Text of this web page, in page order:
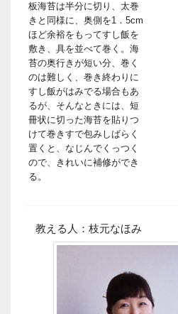
板海苔は半分に切り、太巻
きと同様に、奥側を1．5cm
ほど余裕をもってすし飯を
敷き、具を並べて巻く。海
苔の奥行きが短い分、巻く
のは難しく、巻き終わりに
すし飯がはみでる場合もあ
るが、そんなときには、短
冊状に切った海苔を貼りつ
けて巻きすで包みしばらく
置くと、なじんでくっつく
ので、きれいに補修ができ
る。
教える人：枝元なほみ